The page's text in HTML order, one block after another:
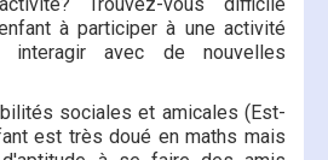
à participer à une activité
avec de nouvelles
sociales et amicales (Est-
est très doué en maths mais